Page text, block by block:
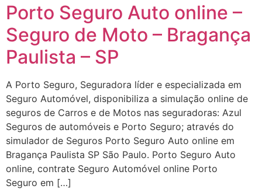
Porto Seguro Auto online –
Seguro de Moto – Bragança
Paulista – SP
A Porto Seguro, Seguradora líder e especializada em
Seguro Automóvel, disponibiliza a simulação online de
seguros de Carros e de Motos nas seguradoras: Azul
Seguros de automóveis e Porto Seguro; através do
simulador de Seguros Porto Seguro Auto online em
Bragança Paulista SP São Paulo. Porto Seguro Auto
online, contrate Seguro Automóvel online Porto
Seguro em […]